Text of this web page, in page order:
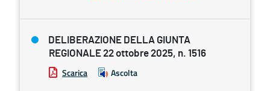
DELIBERAZIONE DELLA GIUNTA
REGIONALE 22 ottobre 2025, n. 1516
Scarica Ascolta